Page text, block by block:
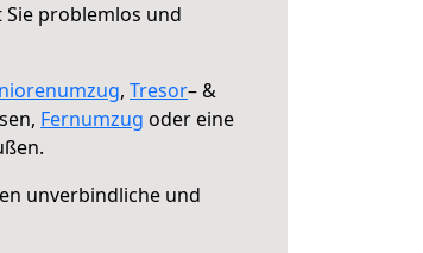
Sie problemlos und
, Tresor– &
Fernumzug oder eine
unverbindliche und